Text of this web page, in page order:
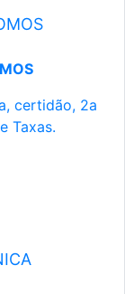
certidão, 2a
Taxas.